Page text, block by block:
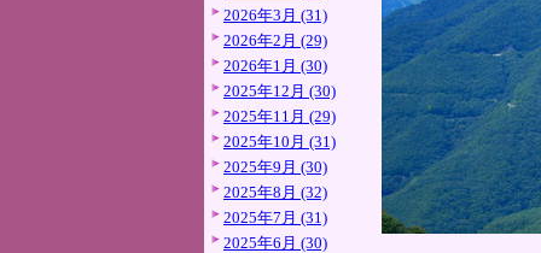
2026年3月 (31)
2026年2月 (29)
2026年1月 (30)
2025年12月 (30)
2025年11月 (29)
2025年10月 (31)
2025年9月 (30)
2025年8月 (32)
2025年7月 (31)
2025年6月 (30)